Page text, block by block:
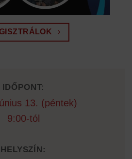
IDŐPONT:
13. (péntek)
9:00-tól
HELYSZÍN: